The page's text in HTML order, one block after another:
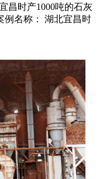
昌时产1000吨的石灰
例名称： 湖北宜昌时